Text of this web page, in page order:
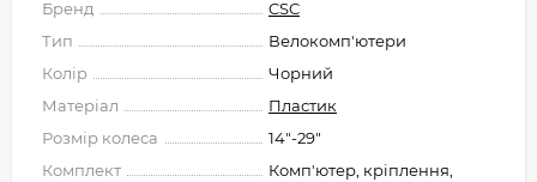
Бренд
CSC
Тип
Велокомп'ютери
Колір
Чорний
Матеріал
Пластик
Розмір колеса
14"-29"
Комплект
Комп'ютер, кріплення,